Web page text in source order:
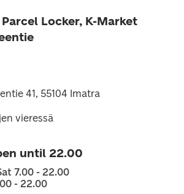
Locker, K-Market
41, 55104 Imatra
vieressä
until 22.00
7.00 - 22.00
- 22.00